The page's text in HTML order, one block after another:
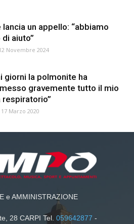
lancia un appello: “abbiamo
aiuto”
Novembre 2024
giorni la polmonite ha
gravemente tutto il mio
17 Marzo 2020
e AMMINISTRAZIONE
28 CARPI Tel.059642877 -